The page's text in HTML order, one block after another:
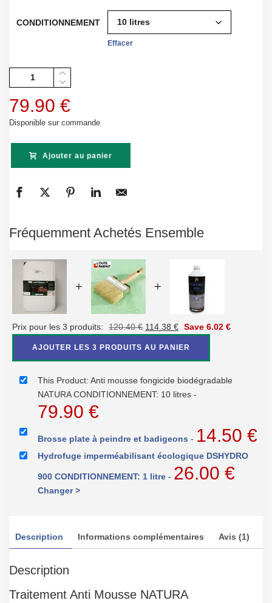
CONDITIONNEMENT
Effacer
Quantité
79.90 €
Disponible sur commande
Ajouter au panier
Fréquemment Achetés Ensemble
+ +
Prix pour les 3 produits: 120.40€ Le
120.40 €.
114.38 €Le
114.38 €.
Save 6.02 €
AJOUTER LES 3 PRODUITS AU PANIER
This Product: Anti mousse fongicide biodégradable
NATURA CONDITIONNEMENT: 10 litres -
79.90 €
Brosse plate à peindre et badigeons - 14.50 €
Hydrofuge imperméabilisant écologique DSHYDRO
900 CONDITIONNEMENT: 1 litre - 26.00 €
Changer >
Description Informations complémentaires Avis (1)
Description
Traitement Anti Mousse NATURA